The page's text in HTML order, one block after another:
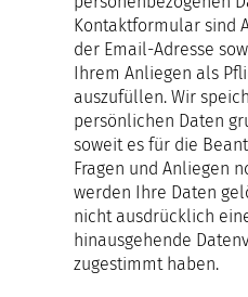
Kontaktformular sind
der Email-Adresse
Ihrem Anliegen als
auszufüllen. Wir
persönlichen Daten
soweit es für die
Fragen und Anliegen
werden Ihre Daten
nicht ausdrücklich
hinausgehende
zugestimmt haben.